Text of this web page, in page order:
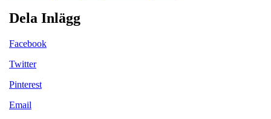
Dela Inlägg
Facebook
Twitter
Pinterest
Email